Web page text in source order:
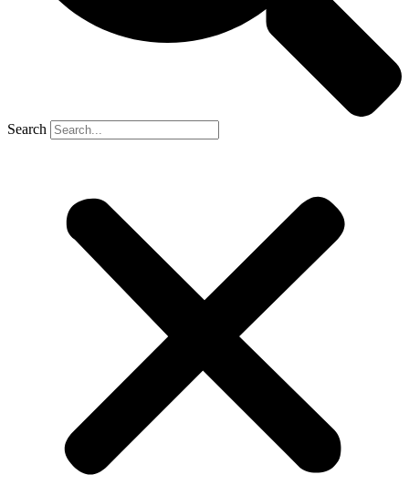
Search